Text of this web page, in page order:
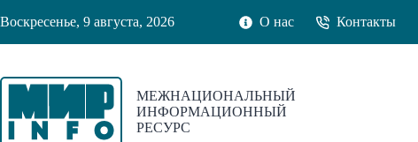
к
Воскресенье, 9 августа, 2026 О нас Контакты
МЕЖНАЦИОНАЛЬНЫЙ
ИНФОРМАЦИОННЫЙ
РЕСУРС